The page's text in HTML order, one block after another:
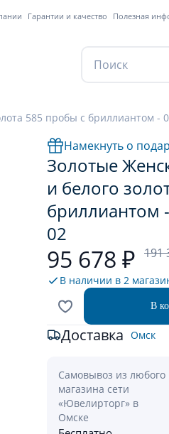
Гарантии и качество Полезная
585 пробы с бриллиантом -
Намекнуть о
Золотые
и белого
бриллиантом
02
95 678 ₽ 191
В наличии в 2
В
Доставка Омск
Самовывоз из любого
магазина сети
«Ювелирторг» в
Омске